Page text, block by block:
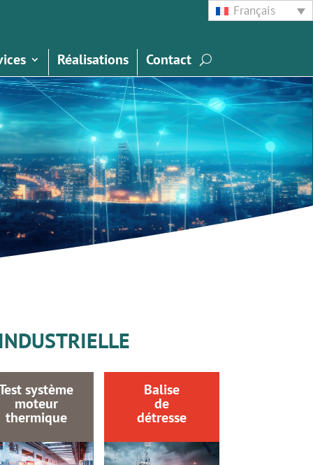
Français
Réalisations Contact
système
moteur
thermique
Balise
de
détresse